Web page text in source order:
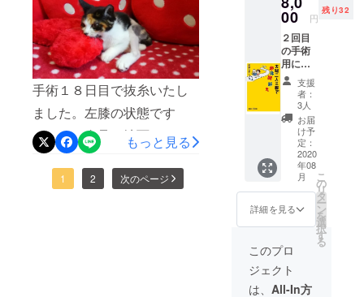
格なのかあまり動かないの
で、それはそれで心配して
たのですが検診から帰った
夜から隔離してる部屋の中
をウロウロしはじめまし
た。部屋を覗くとちゃぶ台
の上に座っていたり、
ちょっと活発になっていま
す。膝も少し動かしてる感
手術１８日目で抜糸いたし
ました。左膝の状態です
が、まだ左足を地面につい
て歩くことはなく膝を曲げ
たままです。骨折部分の腫
もっと見る
1 2 次のページ
00 円
残り32
２回目
の手術
用にも
う少し
治療費
がかか
るため
リター
ン追加
させて
いただ
きたい
です。
お礼の
メール
ミケさ
んの画
像1枚と
イラス
トのス
支援
者：
3人
お届
け予
定：
2020
年08
月
詳細を見る
こ
の
リ
タ
ー
ン
を
選
択
す
る
このプロ
ジェクト
は、 All-In方